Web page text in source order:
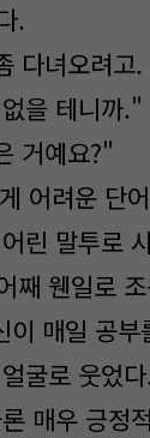
.
다녀오려고
을 테니까."
거예요?"
어려운 단
린 말투로
째 웬일로
매일 공부
굴로 웃었
매우 긍정